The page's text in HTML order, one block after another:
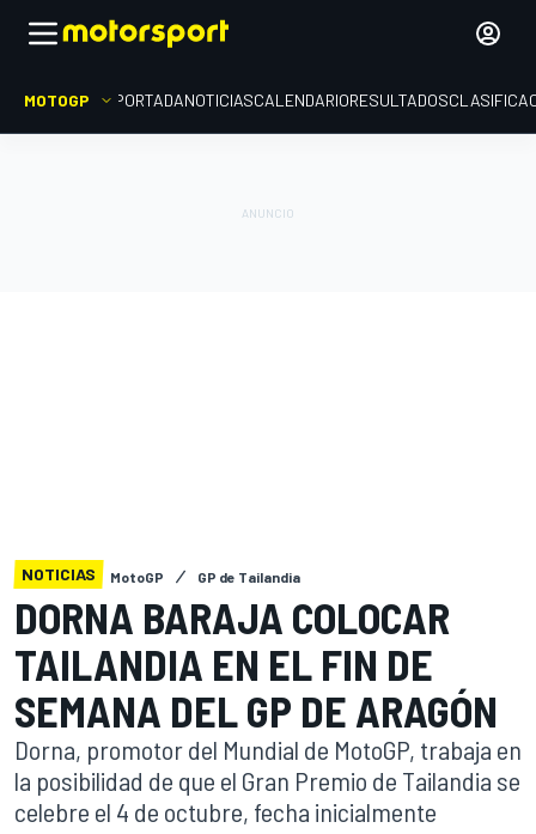
MOTOGP PORTADANOTICIASCALENDARIORESULTADOS
NOTICIAS MotoGP GP de Tailandia
DORNA BARAJA COLOCAR
TAILANDIA EN EL FIN DE
SEMANA DEL GP DE ARAGÓN
Dorna, promotor del Mundial de MotoGP, trabaja en
la posibilidad de que el Gran Premio de Tailandia se
celebre el 4 de octubre, fecha inicialmente